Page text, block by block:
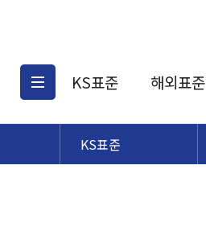
KS표준
KS표준검색
해외표준
해외표준검색
KS표준